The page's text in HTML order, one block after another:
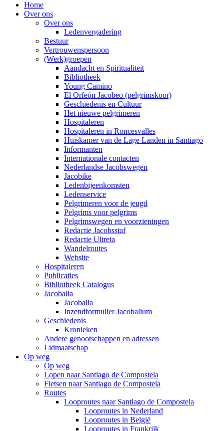
Home
Over ons
Over ons
Ledenvergadering
Bestuur
Vertrouwenspersoon
(Werk)groepen
Aandacht en Spiritualiteit
Bibliotheek
Young Camino
El Orfeón Jacobeo (pelgrimskoor)
Geschiedenis en Cultuur
Het nieuwe pelgrimeren
Hospitaleren
Hospitaleren in Roncesvalles
Huiskamer van de Lage Landen in Santiago
Informanten
Internationale contacten
Nederlandse Jacobswegen
Jacobike
Ledenbijeenkomsten
Ledenservice
Pelgrimeren voor de jeugd
Pelgrims voor pelgrims
Pelgrimswegen en voorzieningen
Redactie Jacobsstaf
Redactie Ultreia
Wandelroutes
Website
Hospitaleren
Publicaties
Bibliotheek Catalogus
Jacobalia
Jacobalia
Inzendformulier Jacobalium
Geschiedenis
Kronieken
Andere genootschappen en adressen
Lidmaatschap
Op weg
Op weg
Lopen naar Santiago de Compostela
Fietsen naar Santiago de Compostela
Routes
Looproutes naar Santiago de Compostela
Looproutes in Nederland
Looproutes in België
Looproutes in Frankrijk